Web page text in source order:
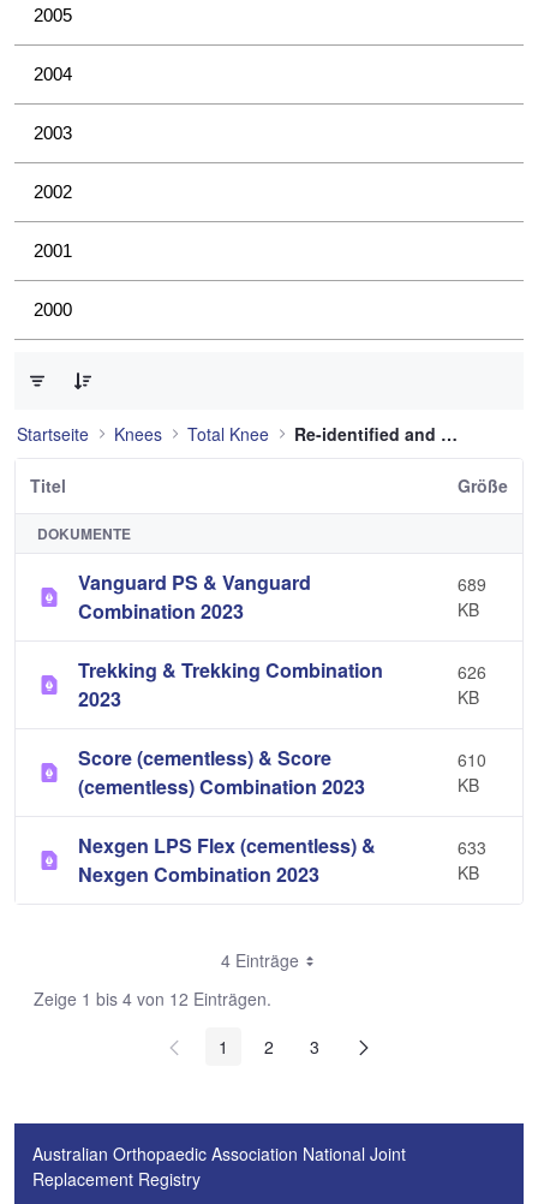
2005
2004
2003
2002
2001
2000
Startseite Knees Total Knee Re-identified and still used
Titel Größe
DOKUMENTE
Vanguard PS & Vanguard
Combination 2023
689
KB
Trekking & Trekking Combination
2023
626
KB
Score (cementless) & Score
(cementless) Combination 2023
610
KB
Nexgen LPS Flex (cementless) &
Nexgen Combination 2023
633
KB
4 Einträge
Zeige 1 bis 4 von 12 Einträgen.
1
2 3
Australian Orthopaedic Association National Joint
Replacement Registry